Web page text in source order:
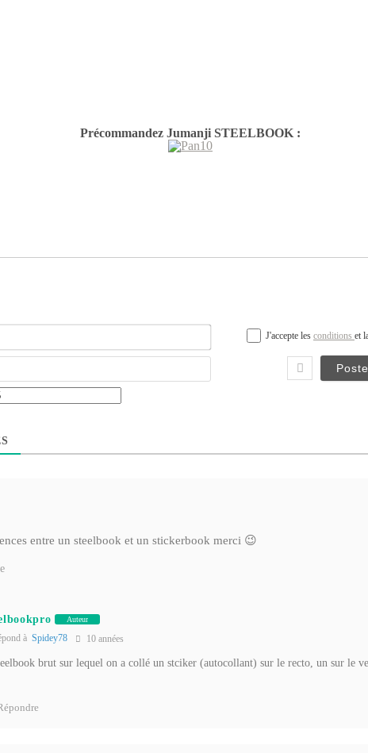
Précommandez Jumanji STEELBOOK :
Nom*
Email
J'accepte les conditions et
entre un steelbook et un stickerbook merci 😉
Auteur
à Spidey78 10 années
brut sur lequel on a collé un stciker (autocollant) sur le recto, un sur le